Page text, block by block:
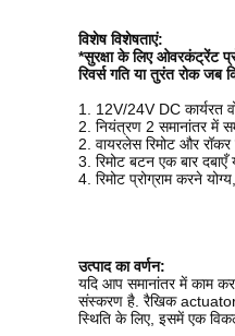
विशेष विशेषताएं:
*सुरक्षा के लिए ओवरकंट्रेंट
रिवर्स गति या तुरंत रोक
1. 12V/24V DC कार्यरत
2. नियंत्रण 2 समानांतर में
2. वायरलेस रिमोट और
3. रिमोट बटन एक बार दबाएँ
4. रिमोट प्रोग्राम करने
उत्पाद का वर्णन:
यदि आप समानांतर में काम
संस्करण है. रैखिक actuators
स्थिति के लिए, इसमें एक